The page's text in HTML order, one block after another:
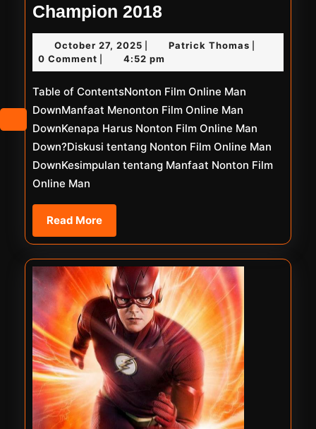
Champion 2018Nonton
Online
Final
Liga
Champion
2018
October 27, 2025 October
27,
2025
Patrick ThomasPatrick
0 Comment 4:52 pm
Table of ContentsNonton Film Online Man
DownManfaat Menonton Film Online Man
DownKenapa Harus Nonton Film Online Man
Down?Diskusi tentang Nonton Film Online Man
DownKesimpulan tentang Manfaat Nonton Film
Online Man
Read MoreRead
More